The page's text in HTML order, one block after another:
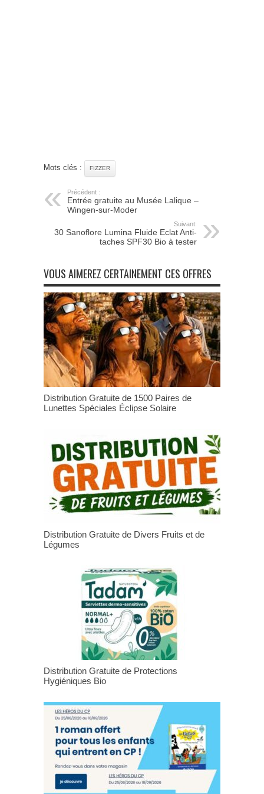
Mots clés : FIZZER
Précédent :
Entrée gratuite au Musée Lalique –
Wingen-sur-Moder
Suivant:
30 Sanoflore Lumina Fluide Eclat Anti-
taches SPF30 Bio à tester
VOUS AIMEREZ CERTAINEMENT CES OFFRES
Distribution Gratuite de 1500 Paires de
Lunettes Spéciales Éclipse Solaire
Distribution Gratuite de Divers Fruits et de
Légumes
Distribution Gratuite de Protections
Hygiéniques Bio